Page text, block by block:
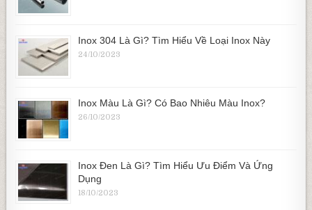
Inox 304 Là Gì? Tìm Hiểu Về Loại Inox Này
24/10/2023
Inox Màu Là Gì? Có Bao Nhiêu Màu Inox?
26/10/2023
Inox Đen Là Gì? Tìm Hiểu Ưu Điểm Và Ứng
Dụng
18/10/2023